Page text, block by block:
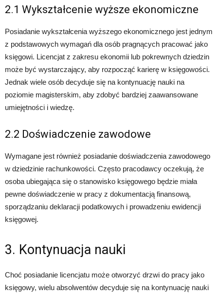
2.1 Wykształcenie wyższe ekonomiczne
Posiadanie wykształcenia wyższego ekonomicznego jest jednym
z podstawowych wymagań dla osób pragnących pracować jako
księgowi. Licencjat z zakresu ekonomii lub pokrewnych dziedzin
może być wystarczający, aby rozpocząć karierę w księgowości.
Jednak wiele osób decyduje się na kontynuację nauki na
poziomie magisterskim, aby zdobyć bardziej zaawansowane
umiejętności i wiedzę.
2.2 Doświadczenie zawodowe
Wymagane jest również posiadanie doświadczenia zawodowego
w dziedzinie rachunkowości. Często pracodawcy oczekują, że
osoba ubiegająca się o stanowisko księgowego będzie miała
pewne doświadczenie w pracy z dokumentacją finansową,
sporządzaniu deklaracji podatkowych i prowadzeniu ewidencji
księgowej.
3. Kontynuacja nauki
Choć posiadanie licencjatu może otworzyć drzwi do pracy jako
księgowy, wielu absolwentów decyduje się na kontynuację nauki